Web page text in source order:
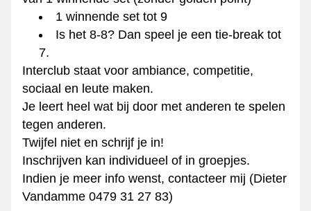
1 winnende set tot 9
Is het 8-8? Dan speel je een tie-break tot
7.
Interclub staat voor ambiance, competitie,
sociaal en leute maken.
Je leert heel wat bij door met anderen te spelen
tegen anderen.
Twijfel niet en schrijf je in!
Inschrijven kan individueel of in groepjes.
Indien je meer info wenst, contacteer mij (Dieter
Vandamme 0479 31 27 83)